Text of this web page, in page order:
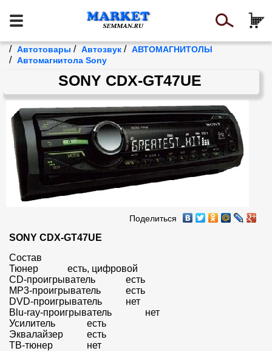
/ Автотовары / Автозвук / АВТОМАГНИТОЛЫ
/ Автомагнитола Sony
SONY CDX-GT47UE
Поделиться
SONY CDX-GT47UE
Состав
Тюнер		есть, цифровой
CD-проигрыватель		есть
MP3-проигрыватель		есть
DVD-проигрыватель		нет
Blu-ray-проигрыватель		нет
Усилитель		есть
Эквалайзер		есть
ТВ-тюнер		нет